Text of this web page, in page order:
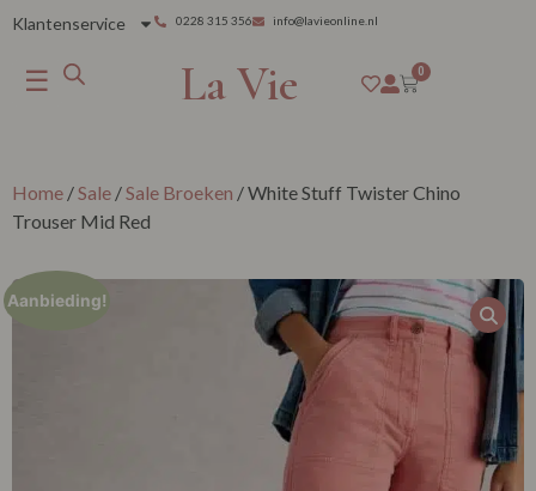
Klantenservice 0228 315 356 info@lavieonline.nl
☰ La Vie 0
Home /Sale /Sale Broeken / White Stuff Twister Chino
Trouser Mid Red
Aanbieding!